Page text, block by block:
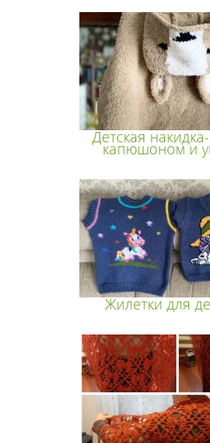
Детская
капюшоном и
Жилетки для